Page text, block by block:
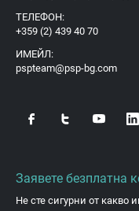
ТЕЛЕФОН:
+359 (2) 439 40 70
ИМЕЙЛ:
pspteam@psp-bg.com
Заявете безплатна
Не сте сигурни от какво